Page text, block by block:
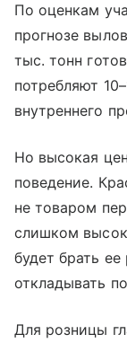
По оценкам
прогнозе
тыс. тонн
потребляют
внутреннего
Но высокая
поведение.
не товаром
слишком
будет брать
откладывать
Для розницы